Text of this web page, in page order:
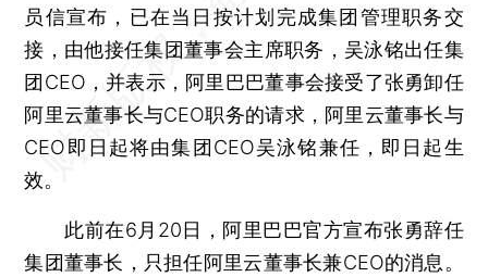
员信宣布，已在当日按计划完成集团管理职务交
接，由他接任集团董事会主席职务，吴泳铭出任集
团CEO，并表示，阿里巴巴董事会接受了张勇卸任
阿里云董事长与CEO职务的请求，阿里云董事长与
CEO即日起将由集团CEO吴泳铭兼任，即日起生
效。
此前在6月20日，阿里巴巴官方宣布张勇辞任
集团董事长，只担任阿里云董事长兼CEO的消息。